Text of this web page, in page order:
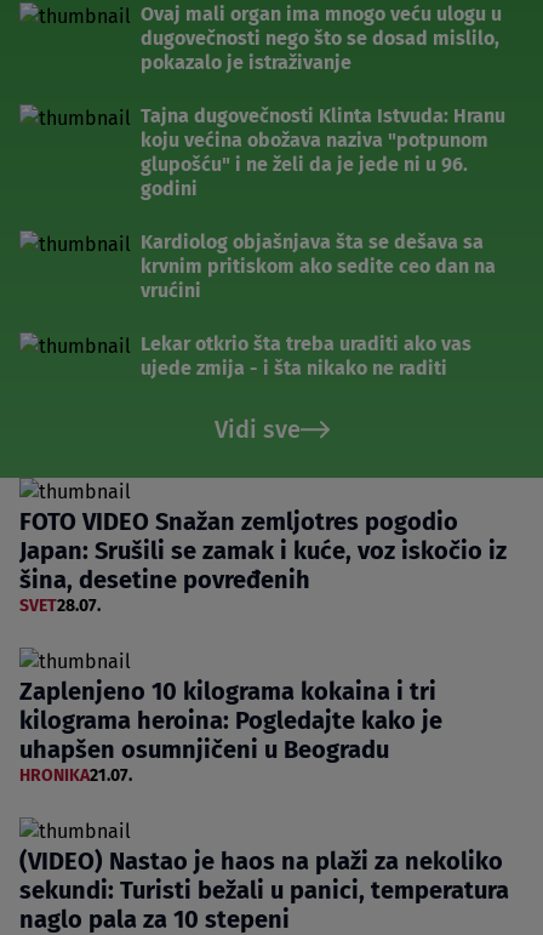
Ovaj mali organ ima mnogo veću ulogu u
dugovečnosti nego što se dosad mislilo,
pokazalo je istraživanje
Tajna dugovečnosti Klinta Istvuda: Hranu
koju većina obožava naziva "potpunom
glupošću" i ne želi da je jede ni u 96.
godini
Kardiolog objašnjava šta se dešava sa
krvnim pritiskom ako sedite ceo dan na
vrućini
Lekar otkrio šta treba uraditi ako vas
ujede zmija - i šta nikako ne raditi
Vidi sve
FOTO VIDEO Snažan zemljotres pogodio
Japan: Srušili se zamak i kuće, voz iskočio iz
šina, desetine povređenih
SVET28.07.
Zaplenjeno 10 kilograma kokaina i tri
kilograma heroina: Pogledajte kako je
uhapšen osumnjičeni u Beogradu
HRONIKA21.07.
(VIDEO) Nastao je haos na plaži za nekoliko
sekundi: Turisti bežali u panici, temperatura
naglo pala za 10 stepeni